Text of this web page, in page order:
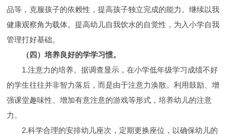
品等，克服孩子的依赖性，提高孩子独立完成的能力。继续以我
健康观察角为载体。提高幼儿自我饮水的自觉性，为入小学自我
管理打好基础。
（四）培养良好的学学习惯。
1.注意力的培养。据调查显示，在小学低年级学习成绩不好
的学生往往并非智力落后，而是由于注意力涣散。利用鼓励、增
强课堂趣味性、增加有意注意的游戏等形式，培养幼儿的注意
力。
2.科学合理的安排幼儿座次，定期更换座位，以确保幼儿的